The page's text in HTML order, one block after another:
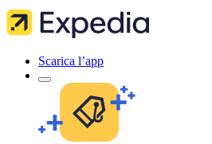
Scarica l’app